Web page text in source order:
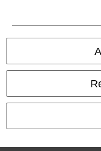
Aviso Legal
Ley protección de datos
Eliminación de residuos
Declaración de
Información sobre